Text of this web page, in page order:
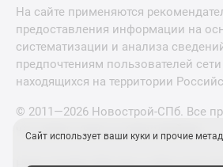
На сайте применяются
предоставления информации на
систематизации и анализа
предпочтениям пользователей сети
находящихся на территории
© 2011—2026 Новострой-СПб. Все
что нужно знать о новостройках
Сайт использует ваши куки и прочие